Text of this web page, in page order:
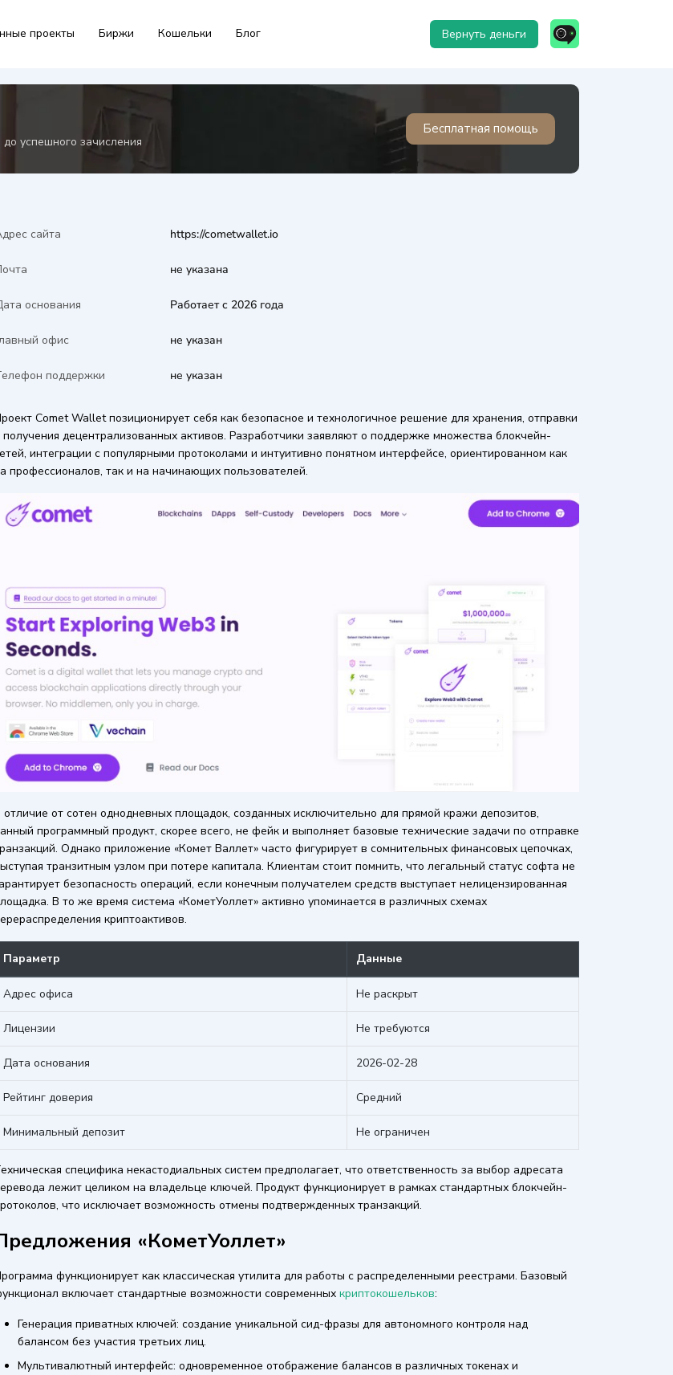
проекты Биржи Кошельки Блог Вернуть деньги
успешного зачисления
Бесплатная помощь
сайта https://cometwallet.io
не указана
основания Работает с 2026 года
офис не указан
поддержки не указан
Comet Wallet позиционирует себя как безопасное и технологичное решение для хранения, отправки
получения децентрализованных активов. Разработчики заявляют о поддержке множества блокчейн-
интеграции с популярными протоколами и интуитивно понятном интерфейсе, ориентированном как
профессионалов, так и на начинающих пользователей.
отличие от сотен однодневных площадок, созданных исключительно для прямой кражи депозитов,
программный продукт, скорее всего, не фейк и выполняет базовые технические задачи по отправке
Однако приложение «Комет Валлет» часто фигурирует в сомнительных финансовых цепочках,
транзитным узлом при потере капитала. Клиентам стоит помнить, что легальный статус софта не
безопасность операций, если конечным получателем средств выступает нелицензированная
В то же время система «КометУоллет» активно упоминается в различных схемах
криптоактивов.
Параметр Данные
Адрес офиса Не раскрыт
Лицензии Не требуются
Дата основания 2026-02-28
Рейтинг доверия Средний
Минимальный депозит Не ограничен
специфика некастодиальных систем предполагает, что ответственность за выбор адресата
лежит целиком на владельце ключей. Продукт функционирует в рамках стандартных блокчейн-
что исключает возможность отмены подтвержденных транзакций.
«КометУоллет»
функционирует как классическая утилита для работы с распределенными реестрами. Базовый
включает стандартные возможности современных криптокошельков:
Генерация приватных ключей: создание уникальной сид-фразы для автономного контроля над
балансом без участия третьих лиц.
Мультивалютный интерфейс: одновременное отображение балансов в различных токенах и